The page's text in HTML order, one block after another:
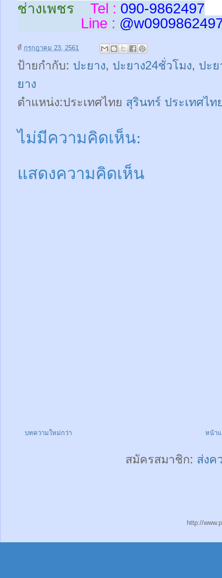
ช่างเพชร
Tel : 090-9862497
Line : @w
ที่ กรกฎาคม 23, 2561
ป้ายกำกับ: ปะยาง, ปะยาง24ชั่วโมง, ปะ
ยาง
ตำแหน่ง:ประเทศไทย สุรินทร์ ประเทศไท
ไม่มีความคิดเห็น:
แสดงความคิดเห็น
บทความใหม่กว่า หน้า
สมัครสมาชิก: ส่งค
http://